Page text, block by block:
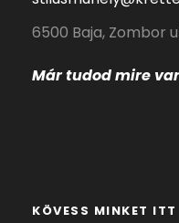
6500 Baja, Zombor
Már tudod mire
KÖVESS MINKET ITT